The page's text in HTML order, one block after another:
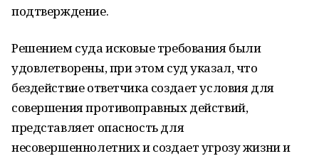
подтверждение.
Решением суда исковые требования были
удовлетворены, при этом суд указал, что
бездействие ответчика создает условия для
совершения противоправных действий,
представляет опасность для
несовершеннолетних и создает угрозу жизни и